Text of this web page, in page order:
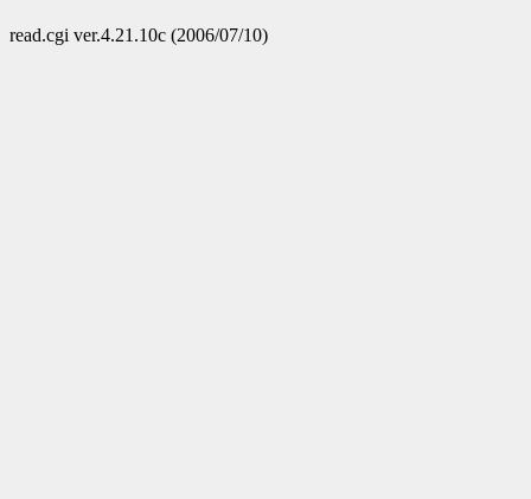
read.cgi ver.4.21.10c (2006/07/10)